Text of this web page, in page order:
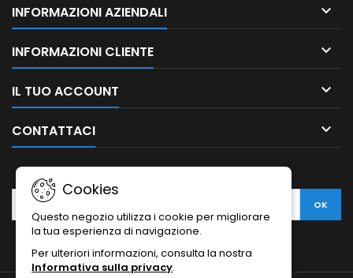
INFORMAZIONI AZIENDALI 
INFORMAZIONI CLIENTE 
IL TUO ACCOUNT 
CONTATTACI 
Cookies
Questo negozio utilizza i cookie per migliorare
la tua esperienza di navigazione.
Per ulteriori informazioni, consulta la nostra
Informativa sulla privacy.
NEWSLETTER